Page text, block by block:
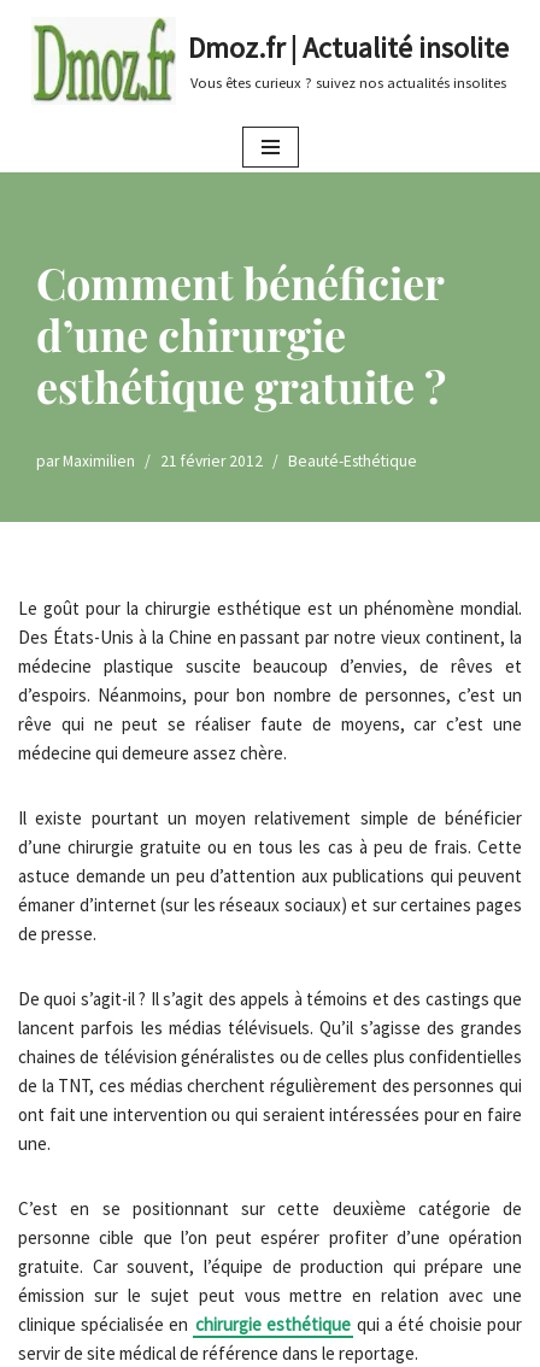
au
Dmoz.fr | Actualité insolite
Vous êtes curieux ? suivez nos actualités insolites
Comment bénéficier
d’une chirurgie
esthétique gratuite ?
parMaximilien 21 février 2012 Beauté-Esthétique
Le goût pour la chirurgie esthétique est un phénomène mondial.
Des États-Unis à la Chine en passant par notre vieux continent, la
médecine plastique suscite beaucoup d’envies, de rêves et
d’espoirs. Néanmoins, pour bon nombre de personnes, c’est un
rêve qui ne peut se réaliser faute de moyens, car c’est une
médecine qui demeure assez chère.
Il existe pourtant un moyen relativement simple de bénéficier
d’une chirurgie gratuite ou en tous les cas à peu de frais. Cette
astuce demande un peu d’attention aux publications qui peuvent
émaner d’internet (sur les réseaux sociaux) et sur certaines pages
de presse.
De quoi s’agit-il ? Il s’agit des appels à témoins et des castings que
lancent parfois les médias télévisuels. Qu’il s’agisse des grandes
chaines de télévision généralistes ou de celles plus confidentielles
de la TNT, ces médias cherchent régulièrement des personnes qui
ont fait une intervention ou qui seraient intéressées pour en faire
une.
C’est en se positionnant sur cette deuxième catégorie de
personne cible que l’on peut espérer profiter d’une opération
gratuite. Car souvent, l’équipe de production qui prépare une
émission sur le sujet peut vous mettre en relation avec une
clinique spécialisée en chirurgie esthétique qui a été choisie pour
servir de site médical de référence dans le reportage.